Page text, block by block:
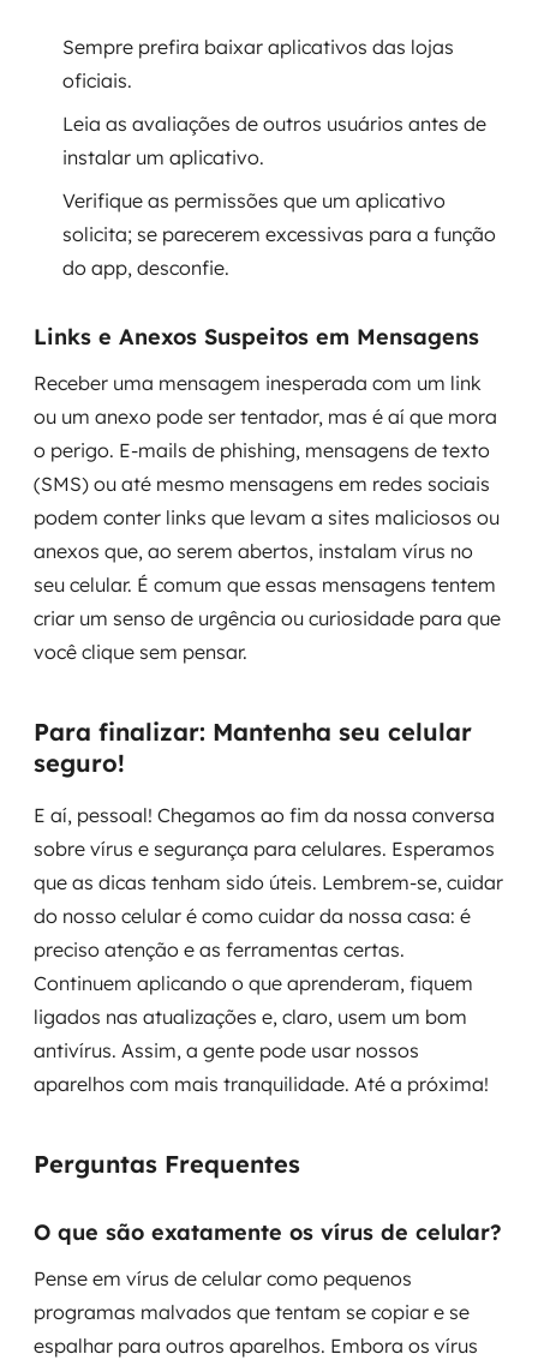
Sempre prefira baixar aplicativos das lojas
oficiais.
Leia as avaliações de outros usuários antes de
instalar um aplicativo.
Verifique as permissões que um aplicativo
solicita; se parecerem excessivas para a função
do app, desconfie.
Links e Anexos Suspeitos em Mensagens
Receber uma mensagem inesperada com um link
ou um anexo pode ser tentador, mas é aí que mora
o perigo. E-mails de phishing, mensagens de texto
(SMS) ou até mesmo mensagens em redes sociais
podem conter links que levam a sites maliciosos ou
anexos que, ao serem abertos, instalam vírus no
seu celular. É comum que essas mensagens tentem
criar um senso de urgência ou curiosidade para que
você clique sem pensar.
Para finalizar: Mantenha seu celular
seguro!
E aí, pessoal! Chegamos ao fim da nossa conversa
sobre vírus e segurança para celulares. Esperamos
que as dicas tenham sido úteis. Lembrem-se, cuidar
do nosso celular é como cuidar da nossa casa: é
preciso atenção e as ferramentas certas.
Continuem aplicando o que aprenderam, fiquem
ligados nas atualizações e, claro, usem um bom
antivírus. Assim, a gente pode usar nossos
aparelhos com mais tranquilidade. Até a próxima!
Perguntas Frequentes
O que são exatamente os vírus de celular?
Pense em vírus de celular como pequenos
programas malvados que tentam se copiar e se
espalhar para outros aparelhos. Embora os vírus